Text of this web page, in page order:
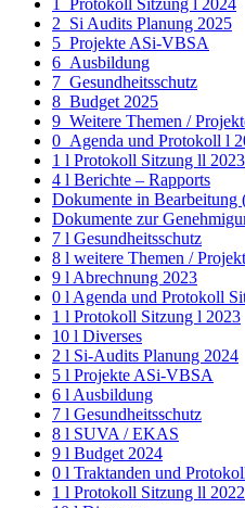
2_Si Audits Planung 2025
5_Projekte ASi-VBSA
6_Ausbildung
7_Gesundheitsschutz
8_Budget 2025
9_Weitere Themen /
0_Agenda und Protokoll l
1 l Protokoll Sitzung ll 2023
4 l Berichte – Rapports
Dokumente in Bearbeitung
Dokumente zur
7 l Gesundheitsschutz
8 l weitere Themen /
9 l Abrechnung 2023
0 l Agenda und Protokoll
1 l Protokoll Sitzung l 2023
10 l Diverses
2 l Si-Audits Planung 2024
5 l Projekte ASi-VBSA
6 l Ausbildung
7 l Gesundheitsschutz
8 l SUVA / EKAS
9 l Budget 2024
0 l Traktanden und
1 l Protokoll Sitzung ll 2022